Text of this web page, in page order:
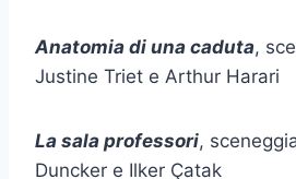
Anatomia di una caduta,
Justine Triet e Arthur Harari
La sala professori,
Duncker e Ilker Çatak